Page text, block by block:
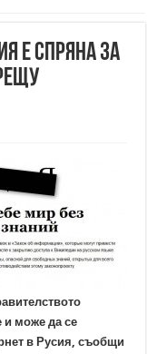
е спряна за
може да се
в Русия, съобщи